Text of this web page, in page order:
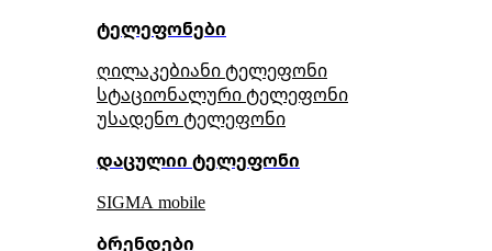
ტელეფონები
ღილაკებიანი ტელეფონი
სტაციონალური ტელეფონი
უსადენო ტელეფონი
დაცულიი ტელეფონი
SIGMA mobile
ბრენდები